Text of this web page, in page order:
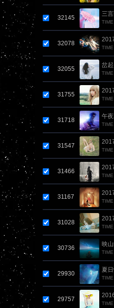
32145
三
TIME
32078
TIME
32055
岔
TIME
31755
TIME
31718
午
TIME
31547
TIME
31466
TIME
31167
TIME
31028
TIME
30736
映
TIME
29930
夏
TIME
29757
TIME